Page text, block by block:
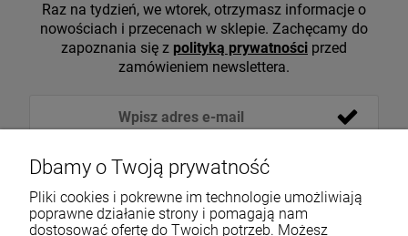
Raz na tydzień, we wtorek, otrzymasz informacje o
nowościach i przecenach w sklepie. Zachęcamy do
zapoznania się z polityką prywatności przed
zamówieniem newslettera.
Dbamy o Twoją prywatność
Pliki cookies i pokrewne im technologie umożliwiają
poprawne działanie strony i pomagają nam
dostosować ofertę do Twoich potrzeb. Możesz